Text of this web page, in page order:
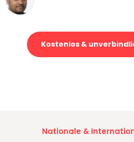
Kostenlos &
Nationale &